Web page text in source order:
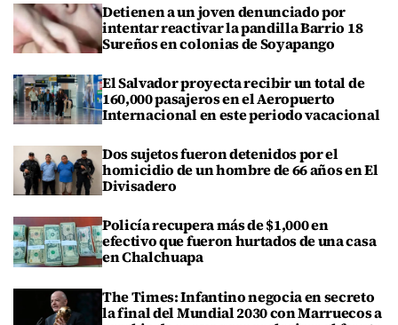
Detienen a un joven denunciado por
intentar reactivar la pandilla Barrio 18
Sureños en colonias de Soyapango
El Salvador proyecta recibir un total de
160,000 pasajeros en el Aeropuerto
Internacional en este periodo vacacional
Dos sujetos fueron detenidos por el
homicidio de un hombre de 66 años en El
Divisadero
Policía recupera más de $1,000 en
efectivo que fueron hurtados de una casa
en Chalchuapa
The Times: Infantino negocia en secreto
la final del Mundial 2030 con Marruecos a